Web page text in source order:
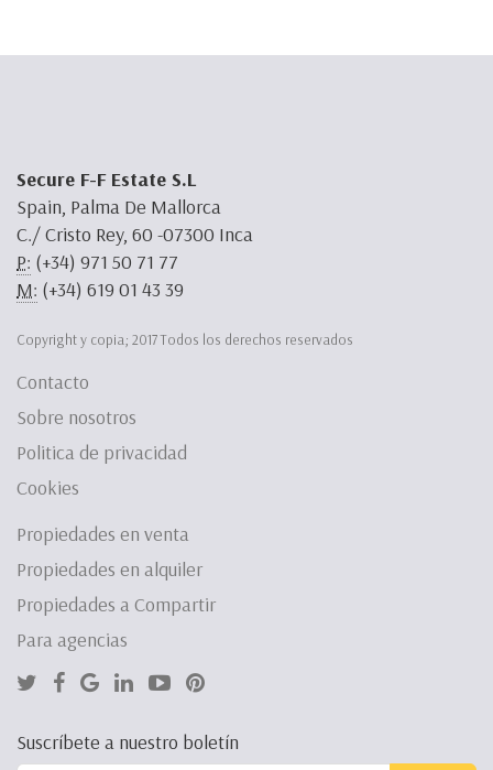
Secure F-F Estate S.L
Spain, Palma De Mallorca
C./ Cristo Rey, 60 -07300 Inca
P: (+34) 971 50 71 77
M: (+34) 619 01 43 39
Copyright y copia; 2017 Todos los derechos reservados
Contacto
Sobre nosotros
Politica de privacidad
Cookies
Propiedades en venta
Propiedades en alquiler
Propiedades a Compartir
Para agencias
Suscríbete a nuestro boletín